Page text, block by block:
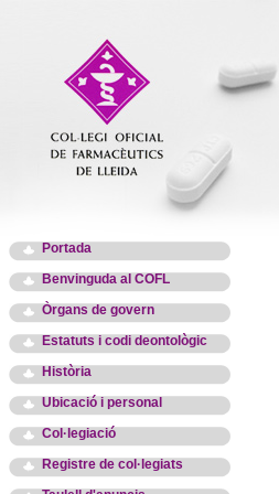
Portada
Benvinguda al COFL
Òrgans de govern
Estatuts i codi deontològic
Història
Ubicació i personal
Col·legiació
Registre de col·legiats